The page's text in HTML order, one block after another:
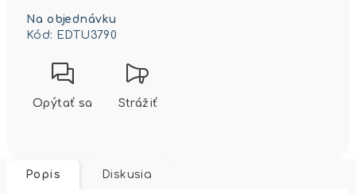
cena:
Na objednávku
Kód: EDTU3790
Opýtať sa Strážiť
Popis Diskusia